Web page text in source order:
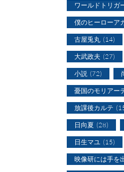
ワールドトリガ
僕のヒーローア
古屋兎丸 (14)
大武政夫 (27)
小説 (72)
憂国のモリアー
放課後カルテ
日向夏 (28)
日生マユ (15)
映像研には手を